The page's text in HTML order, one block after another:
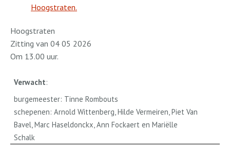
Hoogstraten.
Hoogstraten
Zitting van 04 05 2026
Om 13.00 uur.
Verwacht:
burgemeester: Tinne Rombouts
schepenen: Arnold Wittenberg, Hilde Vermeiren, Piet Van
Bavel, Marc Haseldonckx, Ann Fockaert en Mariëlle
Schalk